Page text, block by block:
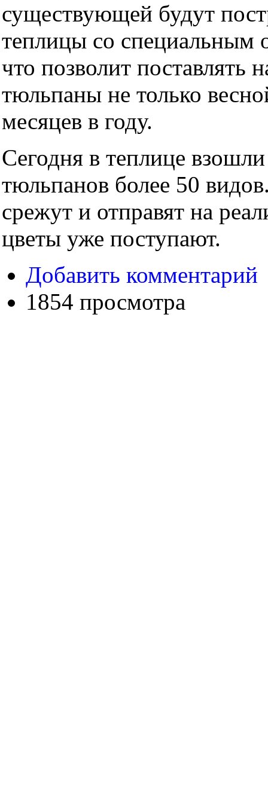
существующей будут
теплицы со специальным
что позволит поставлять
тюльпаны не только
месяцев в году.
Сегодня в теплице
тюльпанов более 50
срежут и отправят на
цветы уже поступают.
Добавить комментарий
1854 просмотра